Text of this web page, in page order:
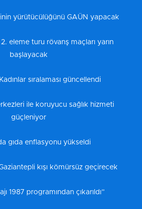
yürütücülüğünü GAÜN yapacak
eleme turu rövanş maçları yarın
başlayacak
sıralaması güncellendi
ile koruyucu sağlık hizmeti
güçleniyor
gıda enflasyonu yükseldi
kışı kömürsüz geçirecek
1987 programından çıkarıldı”